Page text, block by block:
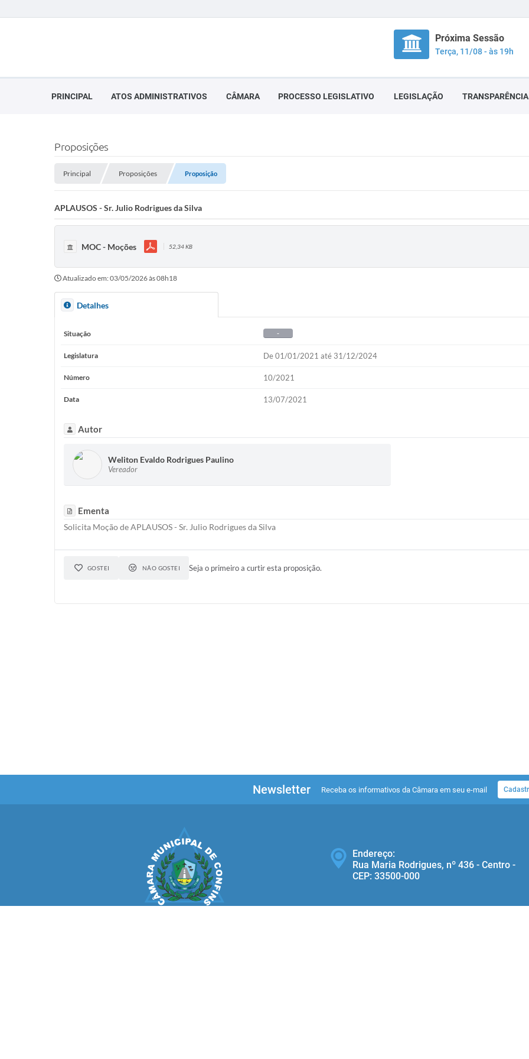
Próxima Sessão
Terça, 11/08 - às 19h
PRINCIPAL ATOS ADMINISTRATIVOS CÂMARA PROCESSO LEGISLATIVO LEGISLAÇÃO TRANSPARÊNCIA
Proposições
Principal Proposições Proposição
APLAUSOS - Sr. Julio Rodrigues da Silva
MOC - Moções 52,34 KB
Atualizado em: 03/05/2026 às 08h18
Detalhes
Situação -
Legislatura De 01/01/2021 até 31/12/2024
Número 10/2021
Data 13/07/2021
Autor
Weliton Evaldo Rodrigues Paulino
Vereador
Ementa
Solicita Moção de APLAUSOS - Sr. Julio Rodrigues da Silva
GOSTEI NÃO GOSTEI Seja o primeiro a curtir esta proposição.
Newsletter Receba os informativos da Câmara em seu e-mail
Endereço:
Rua Maria Rodrigues, nº 436 - Centro -
CEP: 33500‐000